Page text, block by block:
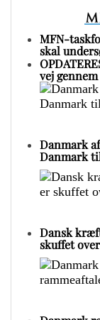
MFN-
skal
vej
Danmark
Danmark
Dansk
skuffet